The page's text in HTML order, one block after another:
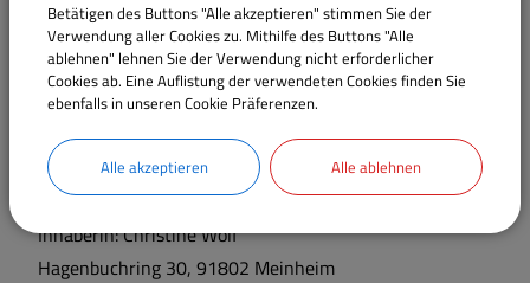
Gästehaus Barbara, Pension für
Gäste mit und ohne Behinderung
Inhaberin: Christine Wolf
Hagenbuchring 30, 91802 Meinheim
Betätigen des Buttons "Alle akzeptieren" stimmen Sie der
Verwendung aller Cookies zu. Mithilfe des Buttons "Alle
ablehnen" lehnen Sie der Verwendung nicht erforderlicher
Cookies ab. Eine Auflistung der verwendeten Cookies finden Sie
ebenfalls in unseren Cookie Präferenzen.
Alle akzeptieren Alle ablehnen